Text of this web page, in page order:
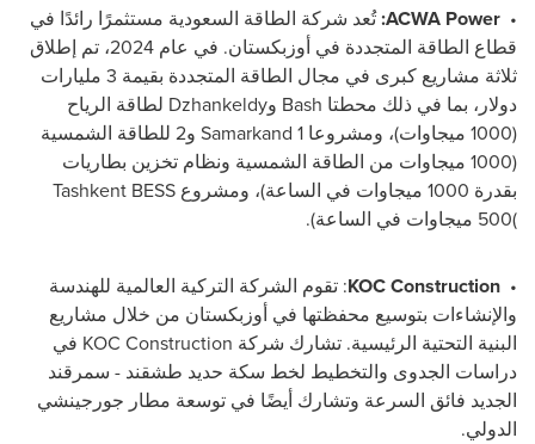
•
ACWA Power
:تُعد شركة الطاقة السعودية مستثمرًا رائدًا في
قطاع الطاقة المتجددة في أوزبكستان. في عام 2024، تم إطلاق
ثلاثة مشاريع كبرى في مجال الطاقة المتجددة بقيمة 3 مليارات
دولار، بما في ذلك محطتا Bash وDzhankeldy لطاقة الرياح
(1000 ميجاوات)، ومشروعا
Samarkand 1
و2 للطاقة الشمسية
(1000 ميجاوات من الطاقة الشمسية ونظام تخزين بطاريات
بقدرة 1000 ميجاوات في الساعة)، ومشروع
Tashkent BESS
(500 ميجاوات في الساعة).
•
KOC Construction: تقوم الشركة التركية العالمية للهندسة
والإنشاءات بتوسيع محفظتها في أوزبكستان من خلال مشاريع
البنية التحتية الرئيسية. تشارك شركة KOC Construction في
دراسات الجدوى والتخطيط لخط سكة حديد طشقند - سمرقند
الجديد فائق السرعة وتشارك أيضًا في توسعة مطار جورجينشي
الدولي.